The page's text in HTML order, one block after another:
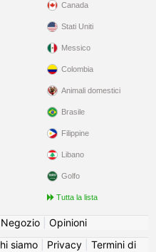
Canada
Stati Uniti
Messico
Colombia
Animali domestici
Brasile
Filippine
Libano
Golfo
Tutta la lista
Negozio| Opinioni
siamo| Privacy| Termini di